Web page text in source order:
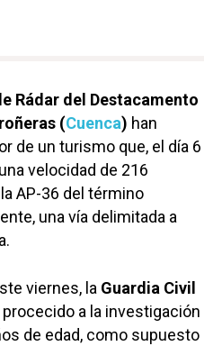
Rádar del Destacamento
(Cuenca) han
de un turismo que, el día 6
velocidad de 216
AP-36 del término
una vía delimitada a
viernes, la Guardia Civil
a la investigación
de edad, como supuesto